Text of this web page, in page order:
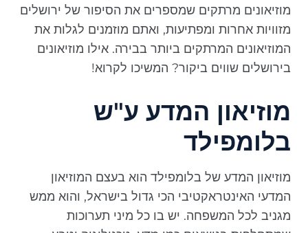
מוזיאונים מרתקים שמספרים את הסיפור של ירושלים
מזוויות אחרות ומפתיעות, ואתם מוזמנים לגלות את
המוזיאונים המרתקים ביותר בבירה. אילו מוזיאונים
בירושלים שווים ביקור? המשיכו לקרוא!
מוזיאון המדע ע"ש
בלומפילד
מוזיאון המדע של בלומפילד הוא בעצם המוזיאון
המדעי האינטראקטיבי הכי גדול בישראל, והוא ממש
מגניב לכל המשפחה. יש בו כל מיני תערוכות